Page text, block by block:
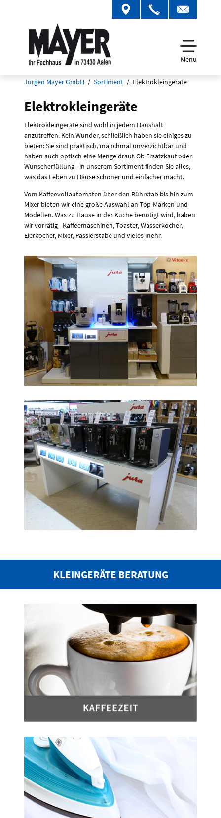
Menu
Jürgen Mayer GmbH Sortiment Elektrokleingeräte
Elektrokleingeräte
Elektrokleingeräte sind wohl in jedem Haushalt
anzutreffen. Kein Wunder, schließlich haben sie einiges zu
bieten: Sie sind praktisch, manchmal unverzichtbar und
haben auch optisch eine Menge drauf. Ob Ersatzkauf oder
Wunscherfüllung - in unserem Sortiment finden Sie alles,
was das Leben zu Hause schöner und einfacher macht.
Vom Kaffeevollautomaten über den Rührstab bis hin zum
Mixer bieten wir eine große Auswahl an Top-Marken und
Modellen. Was zu Hause in der Küche benötigt wird, haben
wir vorrätig - Kaffeemaschinen, Toaster, Wasserkocher,
Eierkocher, Mixer, Passierstäbe und vieles mehr.
KLEINGERÄTE BERATUNG